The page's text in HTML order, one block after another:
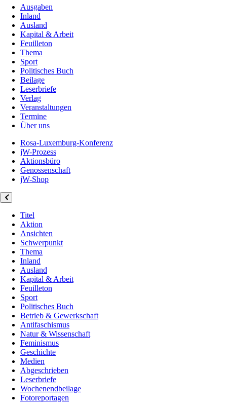
Ausgaben
Inland
Ausland
Kapital & Arbeit
Feuilleton
Thema
Sport
Politisches Buch
Beilage
Leserbriefe
Verlag
Veranstaltungen
Termine
Über uns
Rosa-Luxemburg-Konferenz
jW-Prozess
Aktionsbüro
Genossenschaft
jW-Shop
Titel
Aktion
Ansichten
Schwerpunkt
Thema
Inland
Ausland
Kapital & Arbeit
Feuilleton
Sport
Politisches Buch
Betrieb & Gewerkschaft
Antifaschismus
Natur & Wissenschaft
Feminismus
Geschichte
Medien
Abgeschrieben
Leserbriefe
Wochenendbeilage
Fotoreportagen